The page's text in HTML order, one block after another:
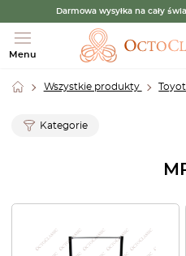
Darmowa wysyłka na cały
Menu
Wszystkie produkty
Kategorie